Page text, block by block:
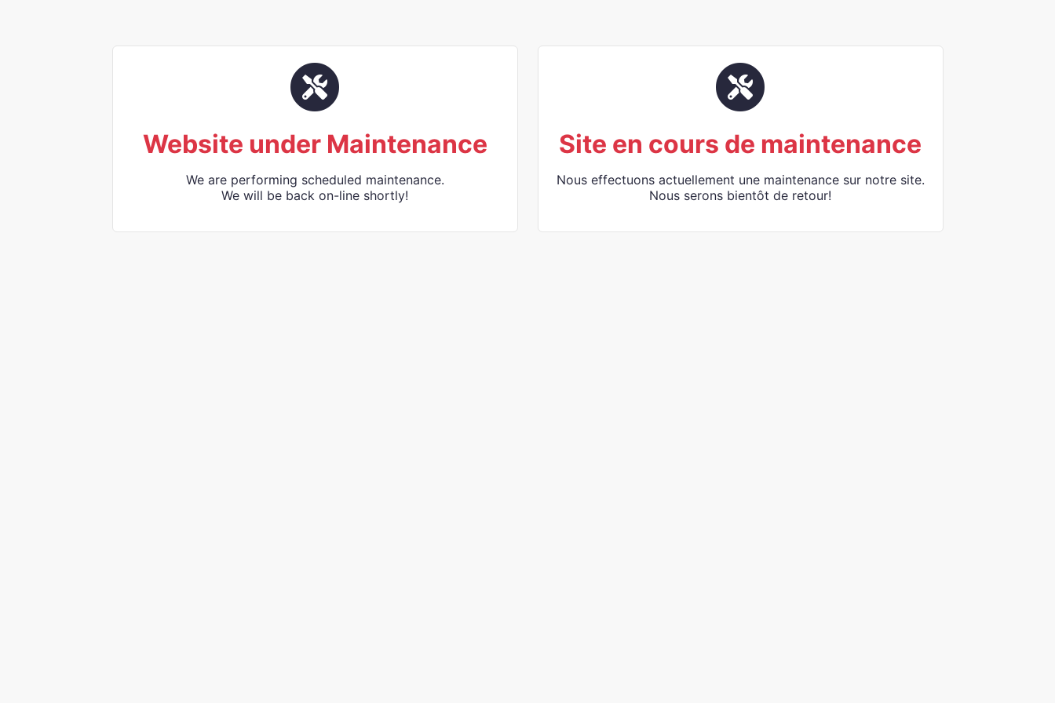
Website under Maintenance
We are performing scheduled maintenance.
We will be back on-line shortly!
Site en cours de maintenance
Nous effectuons actuellement une maintenance sur notre site.
Nous serons bientôt de retour!